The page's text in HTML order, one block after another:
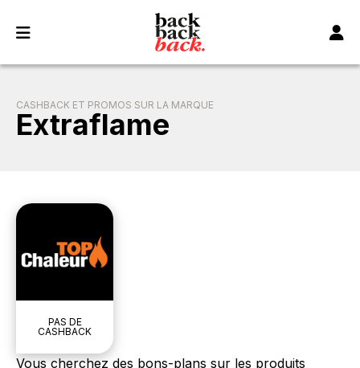
CASHBACK ET PROMOS SUR LA MARQUE
Extraflame
PAS DE
CASHBACK
Vous cherchez des bons-plans sur les produits